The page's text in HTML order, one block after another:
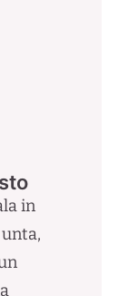
in